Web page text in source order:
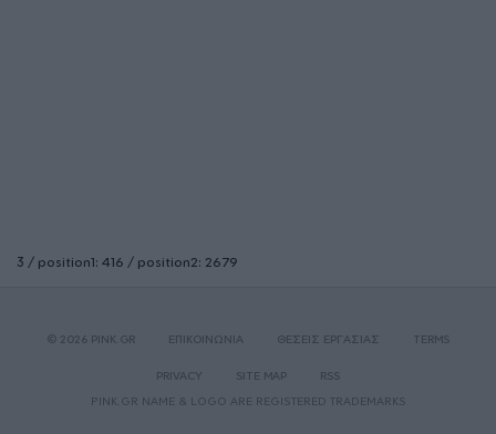
3 / position1: 416 / position2: 2679
© 2026 PINK.GR ΕΠΙΚΟΙΝΩΝΙΑ ΘΕΣΕΙΣ ΕΡΓΑΣΙΑΣ TERMS
PRIVACY SITE MAP
RSS
PINK.GR NAME & LOGO ARE REGISTERED TRADEMARKS